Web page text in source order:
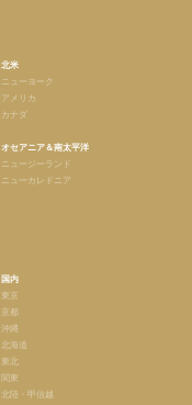
北米
ニューヨーク
アメリカ
カナダ
オセアニア＆南太平洋
ニュージーランド
ニューカレドニア
国内
東京
京都
沖縄
北海道
東北
関東
北陸・甲信越